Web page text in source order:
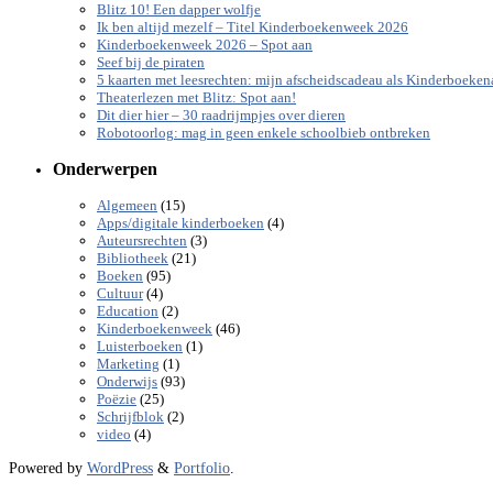
Blitz 10! Een dapper wolfje
Ik ben altijd mezelf – Titel Kinderboekenweek 2026
Kinderboekenweek 2026 – Spot aan
Seef bij de piraten
5 kaarten met leesrechten: mijn afscheidscadeau als
Theaterlezen met Blitz: Spot aan!
Dit dier hier – 30 raadrijmpjes over dieren
Robotoorlog: mag in geen enkele schoolbieb ontbreken
Onderwerpen
Algemeen (15)
Apps/digitale kinderboeken (4)
Auteursrechten (3)
Bibliotheek (21)
Boeken (95)
Cultuur(4)
Education (2)
Kinderboekenweek (46)
Luisterboeken (1)
Marketing (1)
Onderwijs (93)
Poëzie (25)
Schrijfblok (2)
video (4)
Powered by WordPress & Portfolio.